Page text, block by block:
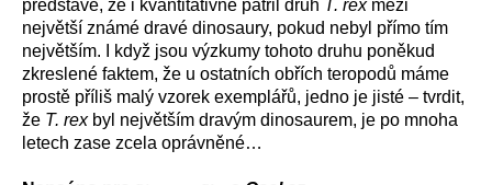
představě, že i kvantitativně patřil druh T. rexmezi
největší známé dravé dinosaury, pokud nebyl přímo tím
největším. I když jsou výzkumy tohoto druhu poněkud
zkreslené faktem, že u ostatních obřích teropodů máme
prostě příliš malý vzorek exemplářů, jedno je jisté – tvrdit,
že T. rexbyl největším dravým dinosaurem, je po mnoha
letech zase zcela oprávněné…